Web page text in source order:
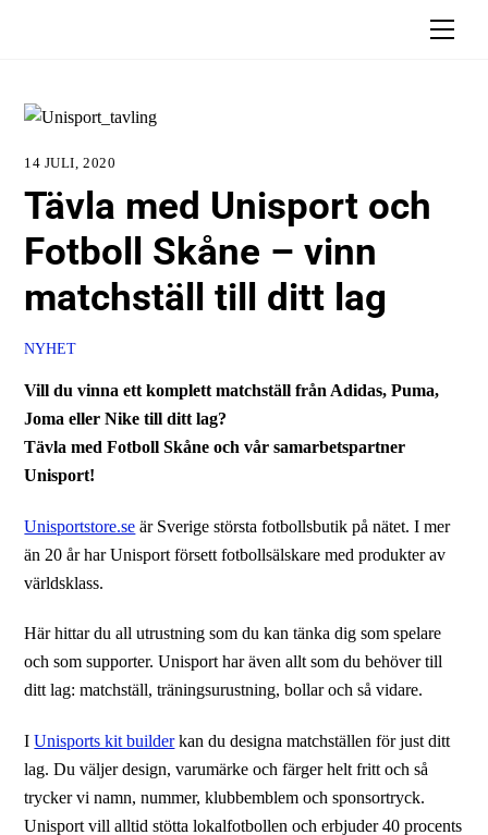
14 JULI, 2020
Tävla med Unisport och
Fotboll Skåne – vinn
matchställ till ditt lag
NYHET
Vill du vinna ett komplett matchställ från Adidas, Puma,
Joma eller Nike till ditt lag?
Tävla med Fotboll Skåne och vår samarbetspartner
Unisport!
Unisportstore.se är Sverige största fotbollsbutik på nätet. I mer
än 20 år har Unisport försett fotbollsälskare med produkter av
världsklass.
Här hittar du all utrustning som du kan tänka dig som spelare
och som supporter. Unisport har även allt som du behöver till
ditt lag: matchställ, träningsurustning, bollar och så vidare.
IUnisports kit builderkan du designa matchställen för just ditt
lag. Du väljer design, varumärke och färger helt fritt och så
trycker vi namn, nummer, klubbemblem och sponsortryck.
Unisport vill alltid stötta lokalfotbollen och erbjuder 40 procents